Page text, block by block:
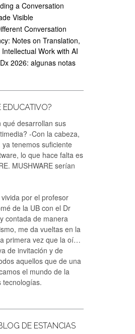
a Conversation
Visible
Conversation
Notes on Translation,
Work with AI
2026: algunas notas
EDUCATIVO?
qué desarrollan sus
-Con la cabeza,
tenemos suficiente
lo que hace falta es
MUSHWARE serían
por el profesor
de la UB con el Dr
contada de manera
me da vueltas en la
primera vez que la oí…
de invitación y de
aquellos que de una
el mundo de la
tecnologías.
DE ESTANCIAS